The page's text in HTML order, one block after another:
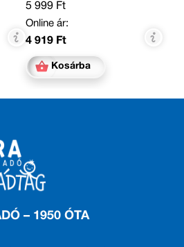
5 999 Ft
Online ár:
4 919 Ft
Kosárba
– 1950 ÓTA